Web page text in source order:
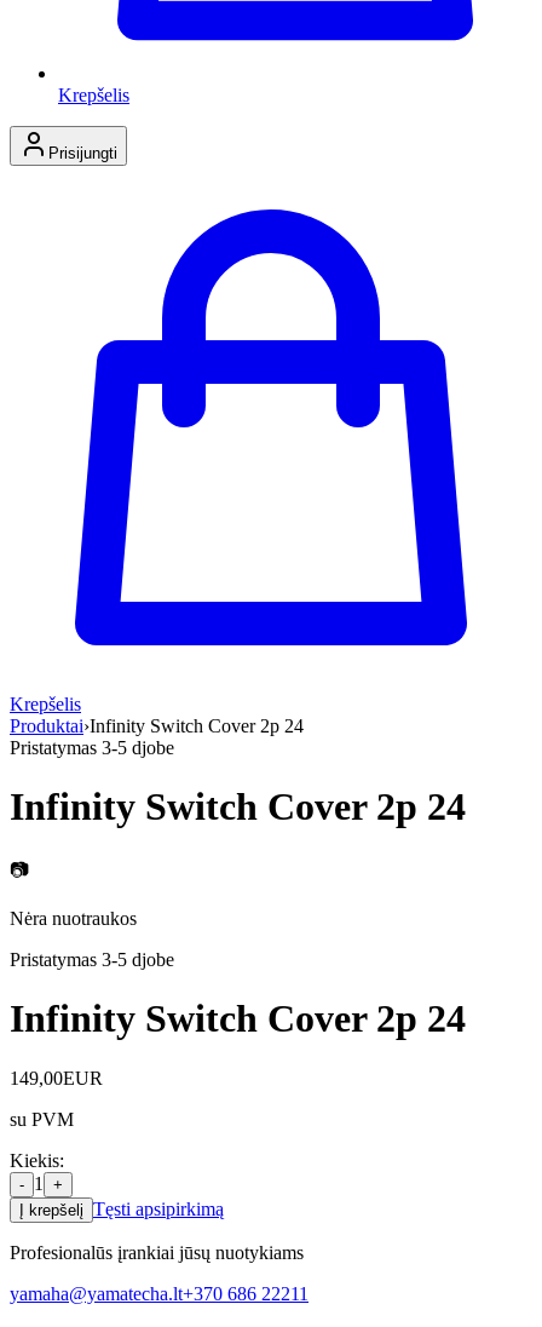
Krepšelis
Prisijungti
Krepšelis
Produktai›Infinity Switch Cover 2p 24
Pristatymas 3-5 djobe
Infinity Switch Cover 2p 24
📷
Nėra nuotraukos
Pristatymas 3-5 djobe
Infinity Switch Cover 2p 24
149,00EUR
su PVM
Kiekis:
- 1
+
Į krepšelį Tęsti apsipirkimą
Profesionalūs įrankiai jūsų nuotykiams
yamaha@yamatecha.lt+370 686 22211